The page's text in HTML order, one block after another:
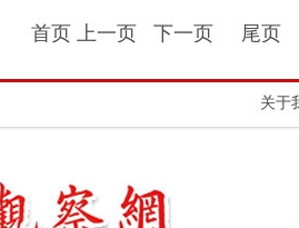
首页 上一页 下一页 尾页
关于